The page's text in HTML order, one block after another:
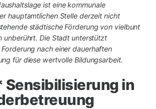
ist eine kommunale
hauptamtlichen Stelle derzeit nicht
städtische Förderung von vielbunt
unberührt. Die Stadt unterstützt
nach einer dauerhaften
für diese wertvolle Bildungsarbeit.
Sensibilisierung in